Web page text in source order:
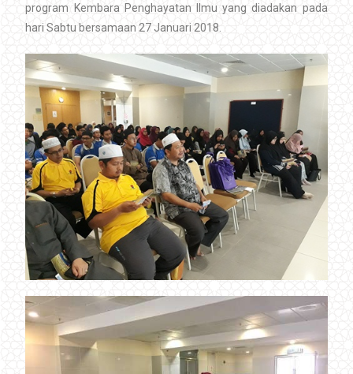
program Kembara Penghayatan Ilmu yang diadakan pada
hari Sabtu bersamaan 27 Januari 2018.